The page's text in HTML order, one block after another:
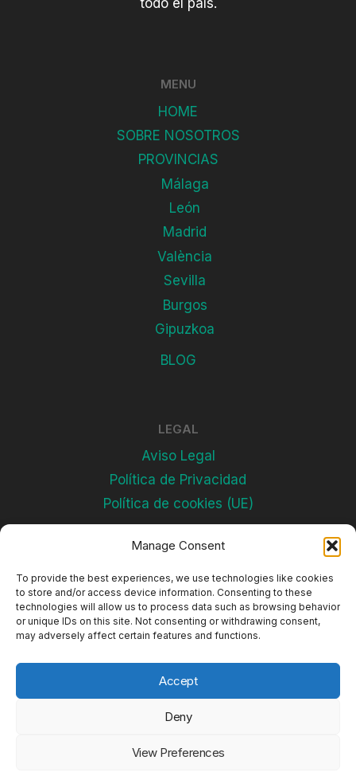
Manage Consent
To provide the best experiences, we use technologies like cookies
to store and/or access device information. Consenting to these
technologies will allow us to process data such as browsing behavior
or unique IDs on this site. Not consenting or withdrawing consent,
may adversely affect certain features and functions.
Accept
Deny
View Preferences
todo el país.
MENU
HOME
SOBRE NOSOTROS
PROVINCIAS
Málaga
León
Madrid
València
Sevilla
Burgos
Gipuzkoa
BLOG
LEGAL
Aviso Legal
Política de Privacidad
Política de cookies (UE)
Subscríbete
© 2026 Complejos Deportivos